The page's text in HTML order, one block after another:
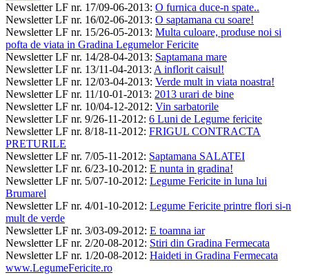
Newsletter LF nr. 17/09-06-2013: O furnica duce-n spate..
Newsletter LF nr. 16/02-06-2013: O saptamana cu soare!
Newsletter LF nr. 15/26-05-2013: Multa culoare, produse noi si
pofta de viata in Gradina Legumelor Fericite
Newsletter LF nr. 14/28-04-2013: Saptamana mare
Newsletter LF nr. 13/11-04-2013: A inflorit caisul!
Newsletter LF nr. 12/03-04-2013: Verde mult in viata noastra!
Newsletter LF nr. 11/10-01-2013: 2013 urari de bine
Newsletter LF nr. 10/04-12-2012: Vin sarbatorile
Newsletter LF nr. 9/26-11-2012: 6 Luni de Legume fericite
Newsletter LF nr. 8/18-11-2012: FRIGUL CONTRACTA
PRETURILE
Newsletter LF nr. 7/05-11-2012: Saptamana SALATEI
Newsletter LF nr. 6/23-10-2012: E nunta in gradina!
Newsletter LF nr. 5/07-10-2012: Legume Fericite in luna lui
Brumarel
Newsletter LF nr. 4/01-10-2012: Legume Fericite printre flori si-n
mult de verde
Newsletter LF nr. 3/03-09-2012: E toamna iar
Newsletter LF nr. 2/20-08-2012: Stiri din Gradina Fermecata
Newsletter LF nr. 1/20-08-2012: Haideti in Gradina Fermecata
www.LegumeFericite.ro